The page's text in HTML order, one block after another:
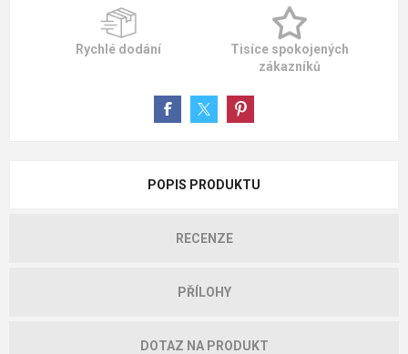
Rychlé dodání
Tisíce spokojených
zákazníků
POPIS PRODUKTU
RECENZE
PŘÍLOHY
DOTAZ NA PRODUKT